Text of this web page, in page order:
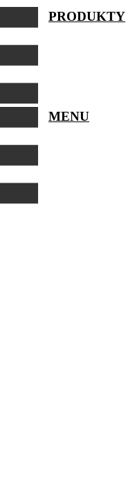
PRODUKTY
MENU